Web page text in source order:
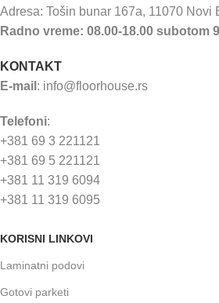
Adresa: Tošin bunar 167a, 11070 Novi
Radno vreme: 08.00-18.00 subotom
KONTAKT
E-mail : info@floorhouse.rs
Telefoni:
+381 69 3 221121
+381 69 5 221121
+381 11 319 6094
+381 11 319 6095
KORISNI LINKOVI
Laminatni podovi
Gotovi parketi